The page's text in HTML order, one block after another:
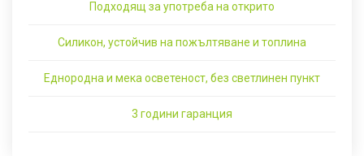
Подходящ за употреба на открито
Силикон, устойчив на пожълтяване и топлина
Еднородна и мека осветеност, без светлинен пункт
3 години гаранция